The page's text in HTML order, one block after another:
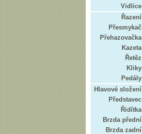
Vidlice
Řazení
Přesmykač
Přehazovačka
Kazeta
Řetěz
Kliky
Pedály
Hlavové složení
Představec
Řidítka
Brzda přední
Brzda zadní